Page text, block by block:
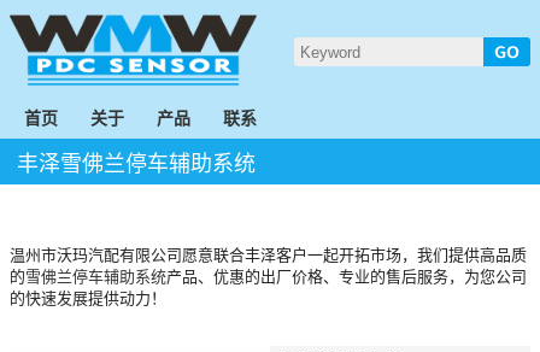
首页 关于 产品 联系
丰泽雪佛兰停车辅助系统
温州市沃玛汽配有限公司愿意联合丰泽客户一起开拓市场，我们提供高品质
的雪佛兰停车辅助系统产品、优惠的出厂价格、专业的售后服务，为您公司
的快速发展提供动力！